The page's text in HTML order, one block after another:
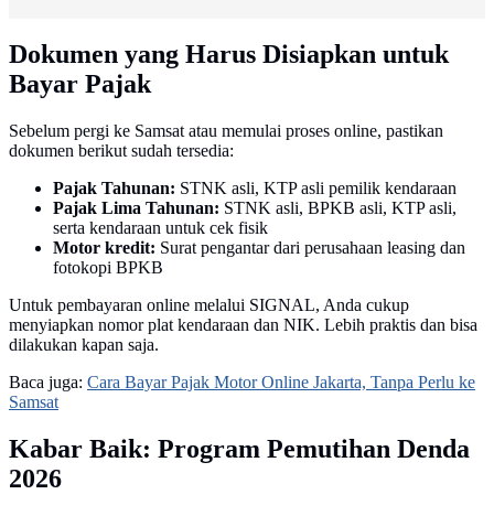
Dokumen yang Harus Disiapkan untuk
Bayar Pajak
Sebelum pergi ke Samsat atau memulai proses online, pastikan
dokumen berikut sudah tersedia:
Pajak Tahunan: STNK asli, KTP asli pemilik kendaraan
Pajak Lima Tahunan: STNK asli, BPKB asli, KTP asli,
serta kendaraan untuk cek fisik
Motor kredit: Surat pengantar dari perusahaan leasing dan
fotokopi BPKB
Untuk pembayaran online melalui SIGNAL, Anda cukup
menyiapkan nomor plat kendaraan dan NIK. Lebih praktis dan bisa
dilakukan kapan saja.
Baca juga: Cara Bayar Pajak Motor Online Jakarta, Tanpa Perlu ke
Samsat
Kabar Baik: Program Pemutihan Denda
2026